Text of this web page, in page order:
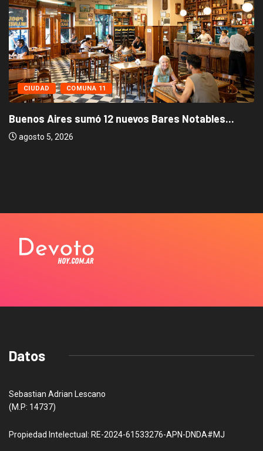
CIUDAD COMUNA 11
Buenos Aires sumó 12 nuevos Bares Notables...
agosto 5, 2026
Datos
Sebastian Adrian Lescano
(M.P: 14737)
Propiedad Intelectual: RE-2024-61533276-APN-DNDA#MJ